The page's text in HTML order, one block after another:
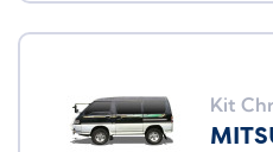
Kit